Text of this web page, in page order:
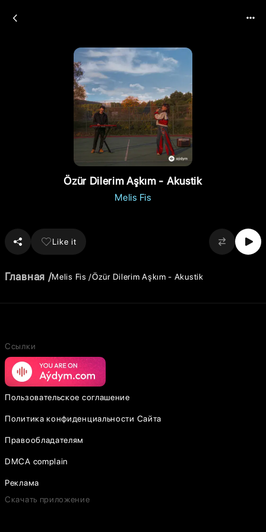
Özür Dilerim Aşkım - Akustik
Melis Fis
Like it
Главная Melis Fis Özür Dilerim Aşkım - Akustik
Ссылки
Пользовательское соглашение
Политика конфиденциальности Сайта
Правообладателям
DMCA complain
Реклама
Скачать приложение